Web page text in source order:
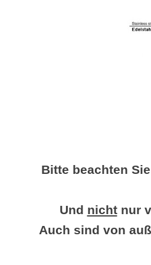
Bitte beachten
Und nichtnur
Auch sind von